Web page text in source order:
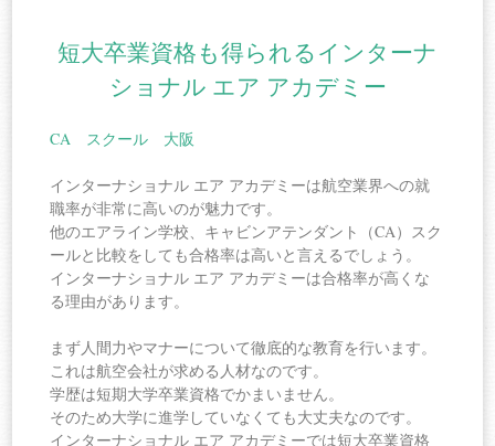
短大卒業資格も得られるインターナ
ショナル エア アカデミー
CA スクール 大阪
インターナショナル エア アカデミーは航空業界への就
職率が非常に高いのが魅力です。
他のエアライン学校、キャビンアテンダント（CA）スク
ールと比較をしても合格率は高いと言えるでしょう。
インターナショナル エア アカデミーは合格率が高くな
る理由があります。
まず人間力やマナーについて徹底的な教育を行います。
これは航空会社が求める人材なのです。
学歴は短期大学卒業資格でかまいません。
そのため大学に進学していなくても大丈夫なのです。
インターナショナル エア アカデミーでは短大卒業資格